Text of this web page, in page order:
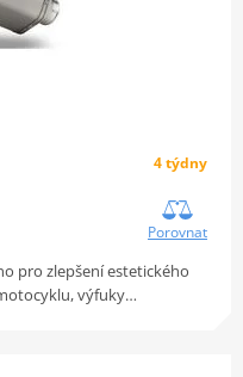
4 týdny
Porovnat
pro zlepšení estetického
výfuky…